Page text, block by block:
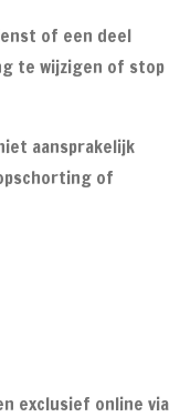
of een deel
te wijzigen of stop
aansprakelijk
of
exclusief online via